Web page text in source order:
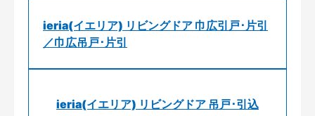
ieria(イエリア) リビングドア 巾広引戸･片引
／巾広吊戸･片引
ieria(イエリア) リビングドア 吊戸･引込